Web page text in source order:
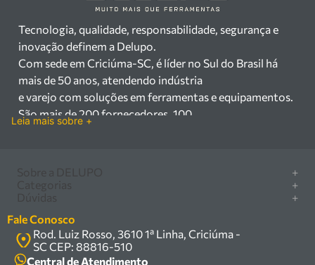
Tecnologia, qualidade, responsabilidade, segurança e
inovação definem a Delupo.
Com sede em Criciúma-SC, é líder no Sul do Brasil há
mais de 50 anos, atendendo indústria
e varejo com soluções em ferramentas e equipamentos.
São mais de 200 fornecedores, 100
equipamentos industriais no Sul do Brasil. Com sede em
Criciúma – SC, atendemos os
setores industrial e varejista com um amplo portfólio de
produtos à pronta entrega.
Leia mais sobre +
+
Marcas
Política de privacidade
Política de entrega
+
Serra circular
Compressor
Caixa Organizadora
+
Como comprar
Central de ajuda
Troca, devolução e garantia
Fale Conosco
Rod. Luiz Rosso, 3610 1ª Linha, Criciúma -
SC CEP: 88816-510
Central de Atendimento